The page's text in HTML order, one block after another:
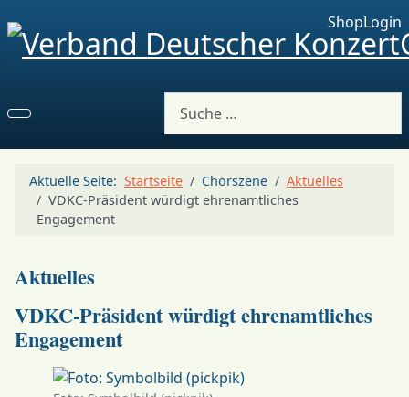
ShopLogin
Suchen
Aktuelle Seite: Startseite Chorszene
Aktuelles
VDKC-Präsident würdigt ehrenamtliches
Engagement
Aktuelles
VDKC-Präsident würdigt ehrenamtliches
Engagement